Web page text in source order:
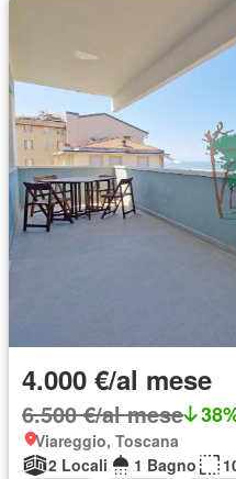
4.000 €/al mese
6.500 €/al mese
Viareggio, Toscana
2 Locali
1 Bagno